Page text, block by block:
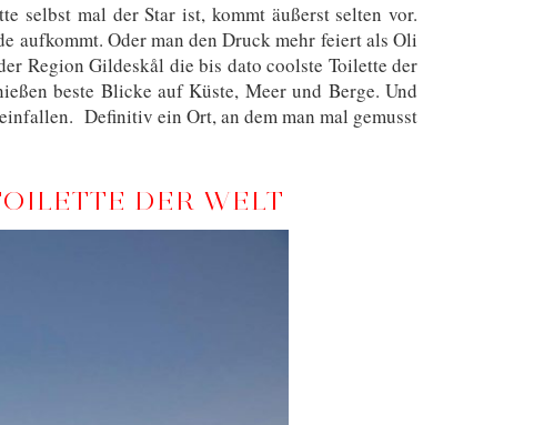
selbst mal der Star ist, kommt äußerst selten vor.
aufkommt. Oder man den Druck mehr feiert als Oli
Region Gildeskål die bis dato coolste Toilette der
beste Blicke auf Küste, Meer und Berge. Und
Definitiv ein Ort, an dem man mal gemusst
DER WELT